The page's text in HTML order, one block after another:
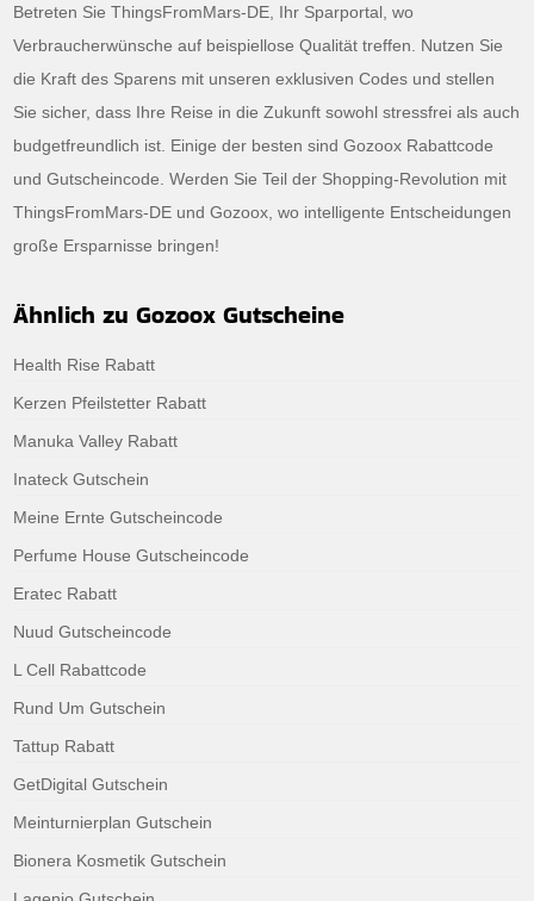
Betreten Sie ThingsFromMars-DE, Ihr Sparportal, wo
Verbraucherwünsche auf beispiellose Qualität treffen. Nutzen Sie
die Kraft des Sparens mit unseren exklusiven Codes und stellen
Sie sicher, dass Ihre Reise in die Zukunft sowohl stressfrei als auch
budgetfreundlich ist. Einige der besten sind Gozoox Rabattcode
und Gutscheincode. Werden Sie Teil der Shopping-Revolution mit
ThingsFromMars-DE und Gozoox, wo intelligente Entscheidungen
große Ersparnisse bringen!
Ähnlich zu Gozoox Gutscheine
Health Rise Rabatt
Kerzen Pfeilstetter Rabatt
Manuka Valley Rabatt
Inateck Gutschein
Meine Ernte Gutscheincode
Perfume House Gutscheincode
Eratec Rabatt
Nuud Gutscheincode
L Cell Rabattcode
Rund Um Gutschein
Tattup Rabatt
GetDigital Gutschein
Meinturnierplan Gutschein
Bionera Kosmetik Gutschein